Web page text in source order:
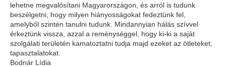
lehetne megvalósítani Magyarországon, és arról is tudunk
beszélgetni, hogy milyen hiányosságokat fedeztünk fel,
amelyből szintén tanulni tudunk. Mindannyian hálás szívvel
érkeztünk vissza, azzal a reménységgel, hogy ki-ki a saját
szolgálati területén kamatoztatni tudja majd ezeket az ötleteket,
tapasztalatokat.
Bodnár Lídia